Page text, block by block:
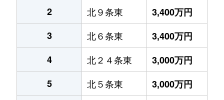
2
北９条東
3,400万円
3
北６条東
3,400万円
4
北２４条東
3,000万円
5
北５条東
3,000万円